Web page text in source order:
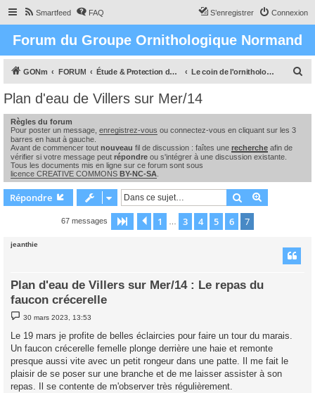
Smartfeed FAQ Connexion
S’enregistrer
Forum du Groupe Ornithologique Normand
GONm FORUM Étude & Protection des Oiseaux et de leurs milieux en Normandie Le coin de l'ornithologue : observations, études & enquêtes
Plan d'eau de Villers sur Mer/14
Règles du forum
Pour poster un message, enregistrez-vous ou connectez-vous en cliquant sur les 3
barres en haut à gauche.
Avant de commencer tout nouveau fil de discussion : faîtes une recherche afin de
vérifier si votre message peut répondre ou s'intégrer à une discussion existante.
Tous les documents mis en ligne sur ce forum sont sous
licence CREATIVE COMMONS BY-NC-SA
Répondre Rechercher
67 messages Page sur
Précédente
1 3 4 5 6 7
jeanthie
Plan d'eau de Villers sur Mer/14 : Le repas du
faucon crécerelle
M
e
s
a
e
30 mars 2023, 13:53
Le 19 mars je profite de belles éclaircies pour faire un tour du marais.
Un faucon crécerelle femelle plonge derrière une haie et remonte
presque aussi vite avec un petit rongeur dans une patte. Il me fait le
plaisir de se poser sur une branche et de me laisser assister à son
repas. Il se contente de m'observer très régulièrement.